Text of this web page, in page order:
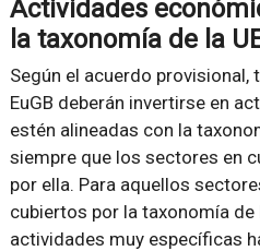
Actividades
la taxonomía de la
Según el acuerdo
EuGB deberán invertirse en
estén alineadas con la
siempre que los sectores en
por ella. Para aquellos
cubiertos por la taxonomía de
actividades muy específicas